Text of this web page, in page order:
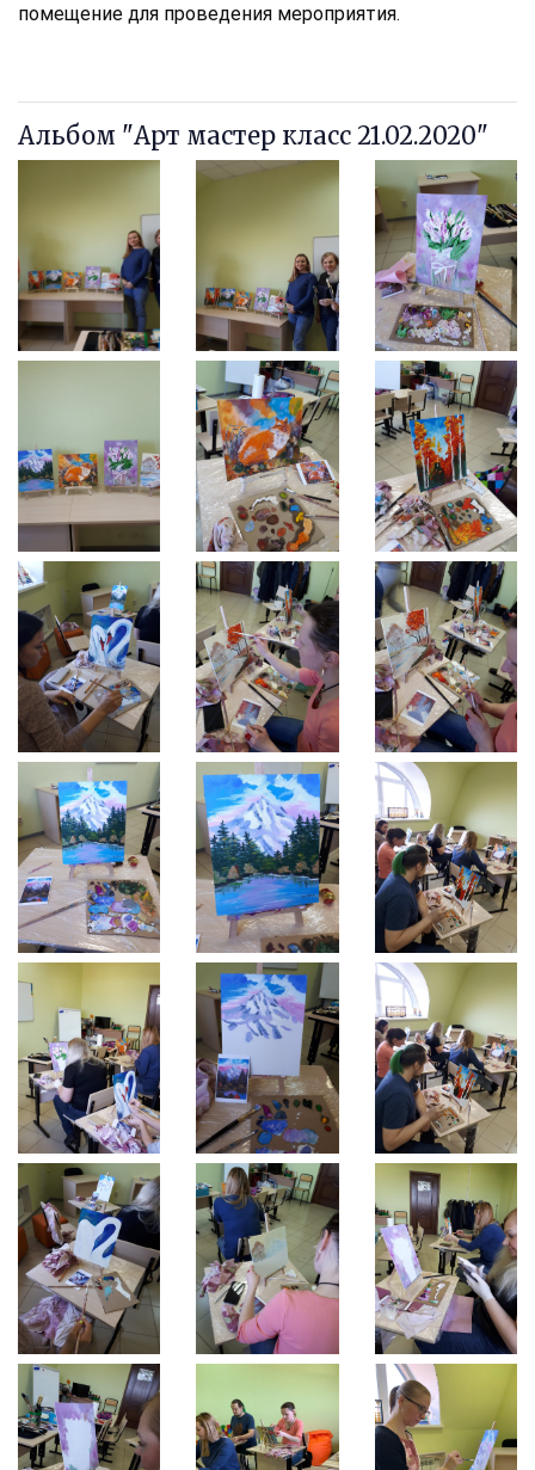
помещение для проведения мероприятия.
Альбом "Арт мастер класс 21.02.2020"